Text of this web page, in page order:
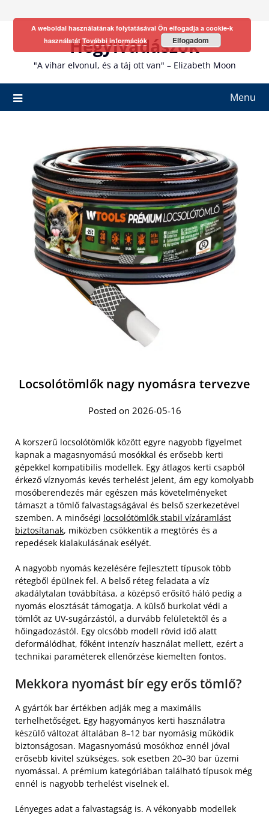
Hegyivadászok
"A vihar elvonul, és a táj ott van" – Elizabeth Moon
Menu
Locsolótömlők nagy nyomásra tervezve
Posted on 2026-05-16
A korszerű locsolótömlők között egyre nagyobb figyelmet
kapnak a magasnyomású mosókkal és erősebb kerti
gépekkel kompatibilis modellek. Egy átlagos kerti csapból
érkező víznyomás kevés terhelést jelent, ám egy komolyabb
mosóberendezés már egészen más követelményeket
támaszt a tömlő falvastagságával és belső szerkezetével
szemben. A minőségi locsolótömlők stabil vízáramlást
biztosítanak, miközben csökkentik a megtörés és a
repedések kialakulásának esélyét.
A nagyobb nyomás kezelésére fejlesztett típusok több
rétegből épülnek fel. A belső réteg feladata a víz
akadálytalan továbbítása, a középső erősítő háló pedig a
nyomás elosztását támogatja. A külső burkolat védi a
tömlőt az UV-sugárzástól, a durvább felületektől és a
hőingadozástól. Egy olcsóbb modell rövid idő alatt
deformálódhat, főként intenzív használat mellett, ezért a
technikai paraméterek ellenőrzése kiemelten fontos.
Mekkora nyomást bír egy erős tömlő?
A gyártók bar értékben adják meg a maximális
terhelhetőséget. Egy hagyományos kerti használatra
készülő változat általában 8–12 bar nyomásig működik
biztonságosan. Magasnyomású mosókhoz ennél jóval
erősebb kivitel szükséges, sok esetben 20–30 bar üzemi
nyomással. A prémium kategóriában található típusok még
ennél is nagyobb terhelést viselnek el.
Lényeges adat a falvastagság is. A vékonyabb modellek
A weboldal használatának folytatásával Ön elfogadja a cookie-k
használatátTovábbi információk Elfogadom